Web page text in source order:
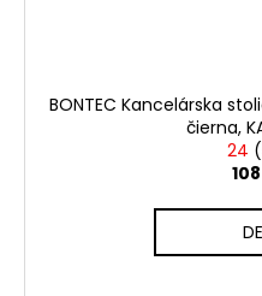
BONTEC Kancelárska
čierna,
24 (